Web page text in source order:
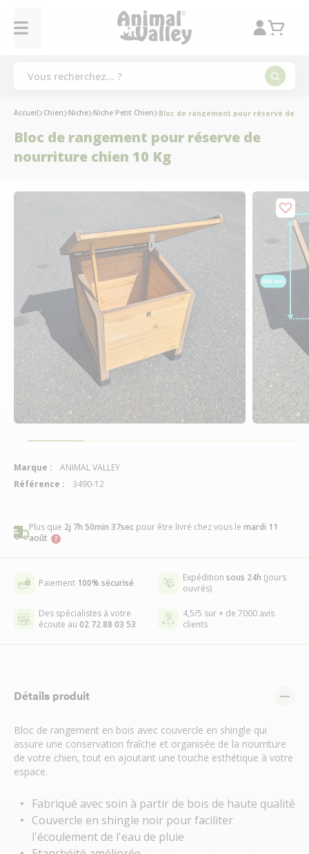
Plus que 2j 7h 50min 36sec pour être livré chez vous le mardi 11
août
Paiement 100% sécurisé Expédition sous 24h (jours
ouvrés)
Des spécialistes à votre
écoute au 02 72 88 03 53
4,5/5 sur + de 7000 avis
clients
Détails produit
Bloc de rangement en bois avec couvercle en shingle qui
assure une conservation fraîche et organisée de la nourriture
de votre chien, tout en ajoutant une touche esthétique à votre
espace.
Fabriqué avec soin à partir de bois de haute qualité
Couvercle en shingle noir pour faciliter
l'écoulement de l'eau de pluie
Accueil Chien Niche Niche Petit Chien Bloc de rangement pour réserve de
Bloc de rangement pour réserve de
nourriture chien 10 Kg
Marque :
ANIMAL VALLEY
Référence :
3490-12